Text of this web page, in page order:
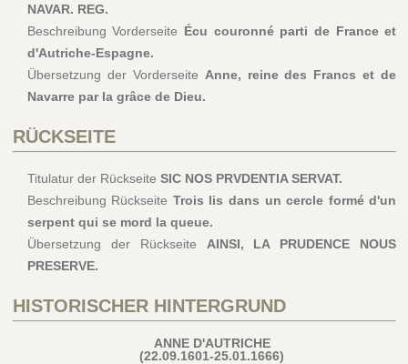
NAVAR. REG.
Beschreibung Vorderseite Écu couronné parti de France et
d'Autriche-Espagne.
Übersetzung der Vorderseite Anne, reine des Francs et de
Navarre par la grâce de Dieu.
RÜCKSEITE
Titulatur der Rückseite SIC NOS PRVDENTIA SERVAT.
Beschreibung Rückseite Trois lis dans un cercle formé d'un
serpent qui se mord la queue.
Übersetzung der Rückseite AINSI, LA PRUDENCE NOUS
PRESERVE.
HISTORISCHER HINTERGRUND
ANNE D'AUTRICHE
(22.09.1601-25.01.1666)